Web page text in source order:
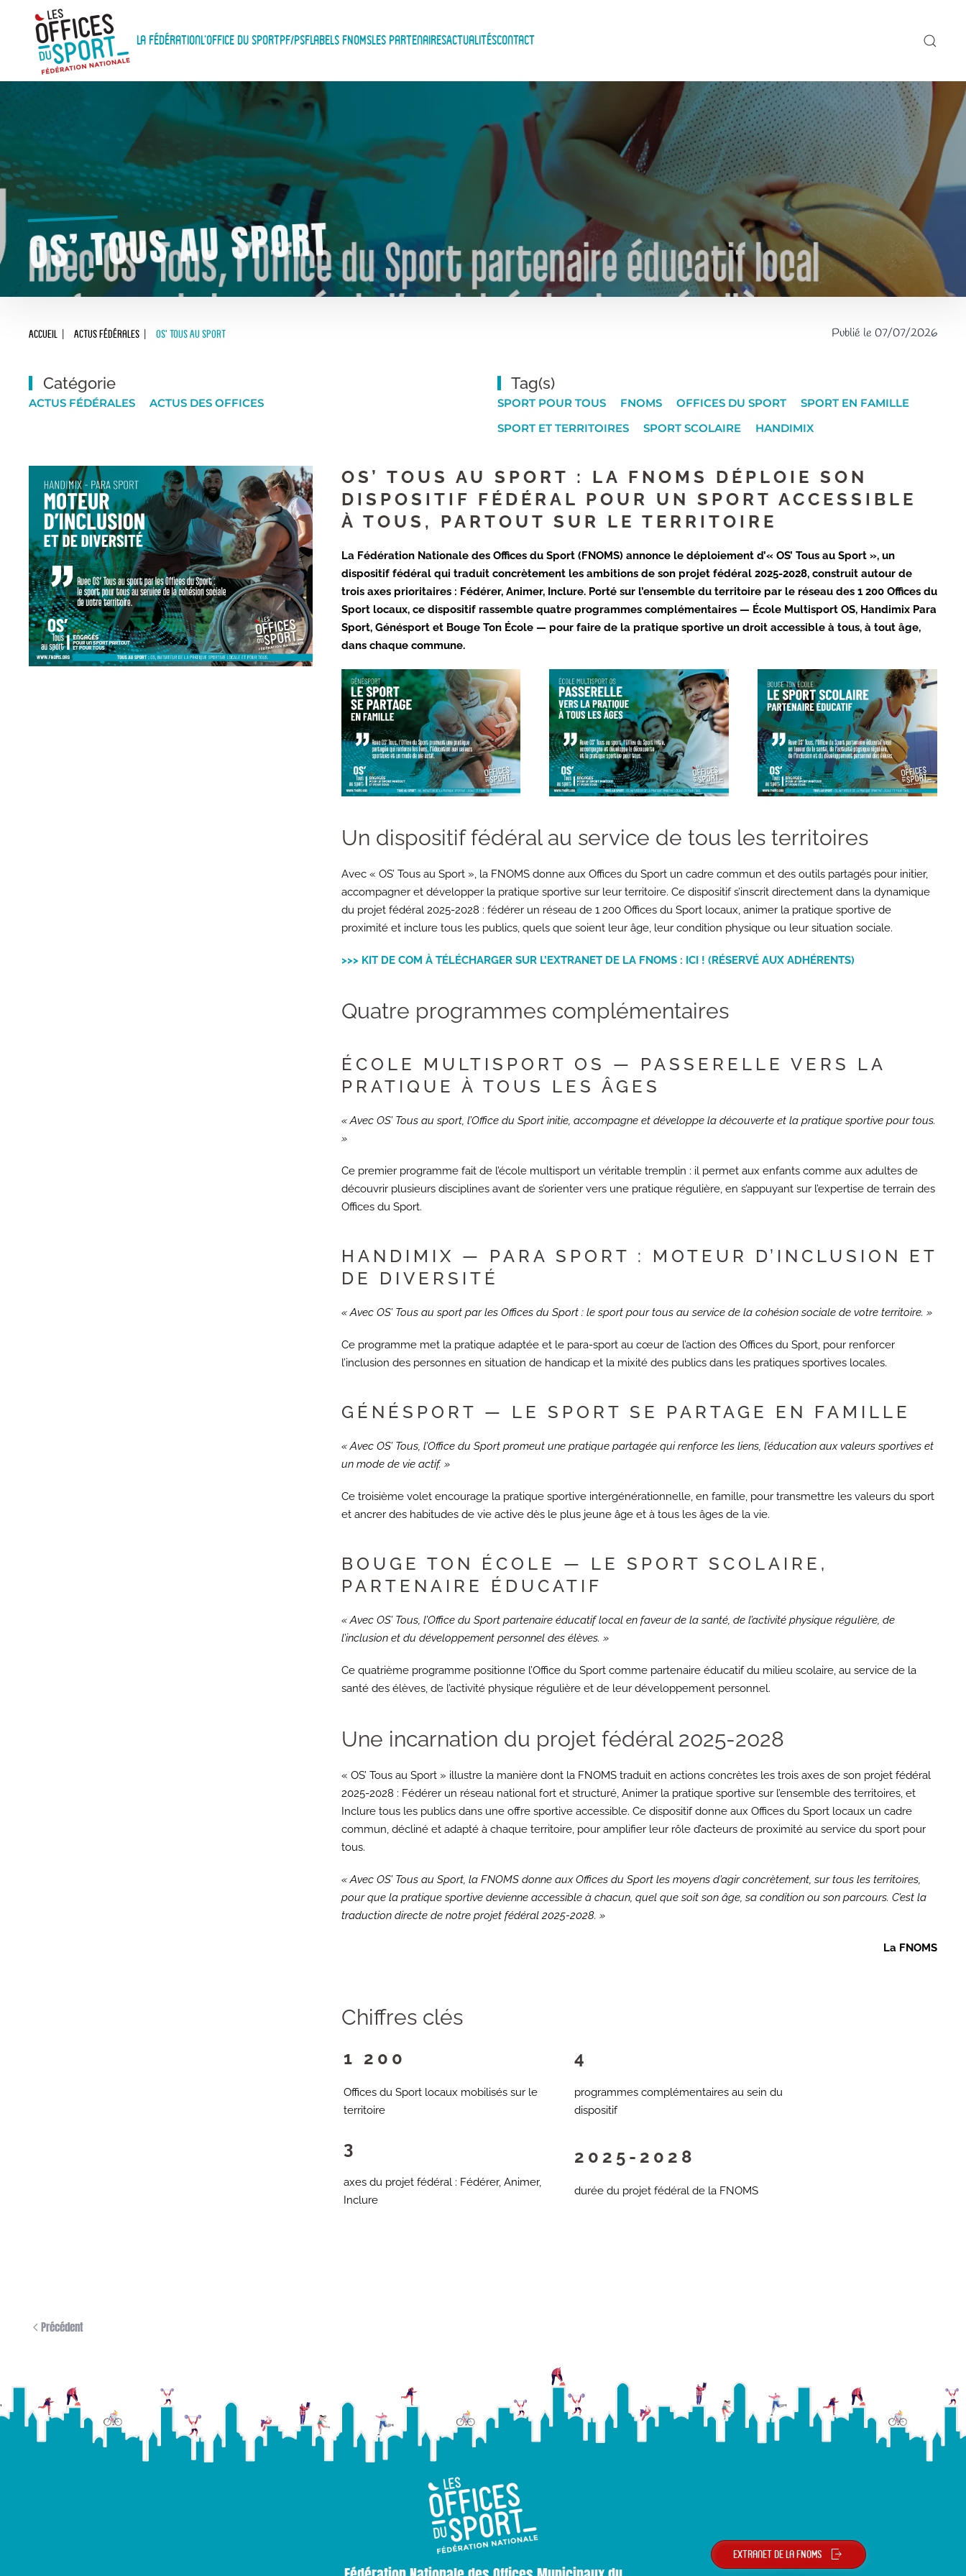
Skip to main content
La Fédération L'Office du SportPF/PSF Labels FNOMS Les PartenairesActualitésContact
OS’ TOUS AU SPORT
Accueil Actus Fédérales OS’ TOUS AU SPORT Publié le 07/07/2026
Catégorie
ACTUS FÉDÉRALES ACTUS DES OFFICES
Tag(s)
SPORT POUR TOUS FNOMS OFFICES DU SPORT
SPORT EN FAMILLE
SPORT ET TERRITOIRES
SPORT SCOLAIRE HANDIMIX
OS’ TOUS AU SPORT : LA FNOMS DÉPLOIE SON
DISPOSITIF FÉDÉRAL POUR UN SPORT ACCESSIBLE
À TOUS, PARTOUT SUR LE TERRITOIRE
La Fédération Nationale des Offices du Sport (FNOMS) annonce le déploiement d’« OS’ Tous au Sport », un
dispositif fédéral qui traduit concrètement les ambitions de son projet fédéral 2025-2028, construit autour de
trois axes prioritaires : Fédérer, Animer, Inclure. Porté sur l’ensemble du territoire par le réseau des 1 200 Offices du
Sport locaux, ce dispositif rassemble quatre programmes complémentaires — École Multisport OS, Handimix Para
Sport, Génésport et Bouge Ton École — pour faire de la pratique sportive un droit accessible à tous, à tout âge,
dans chaque commune.
Un dispositif fédéral au service de tous les territoires
Avec « OS’ Tous au Sport », la FNOMS donne aux Offices du Sport un cadre commun et des outils partagés pour initier,
accompagner et développer la pratique sportive sur leur territoire. Ce dispositif s’inscrit directement dans la dynamique
du projet fédéral 2025-2028 : fédérer un réseau de 1 200 Offices du Sport locaux, animer la pratique sportive de
proximité et inclure tous les publics, quels que soient leur âge, leur condition physique ou leur situation sociale.
>>> KIT DE COM À TÉLÉCHARGER SUR L’EXTRANET DE LA FNOMS : ICI ! (RÉSERVÉ AUX ADHÉRENTS)
Quatre programmes complémentaires
ÉCOLE MULTISPORT OS — PASSERELLE VERS LA
PRATIQUE À TOUS LES ÂGES
« Avec OS’ Tous au sport, l’Office du Sport initie, accompagne et développe la découverte et la pratique sportive pour tous.
»
Ce premier programme fait de l’école multisport un véritable tremplin : il permet aux enfants comme aux adultes de
découvrir plusieurs disciplines avant de s’orienter vers une pratique régulière, en s’appuyant sur l’expertise de terrain des
Offices du Sport.
HANDIMIX — PARA SPORT : MOTEUR D’INCLUSION ET
DE DIVERSITÉ
« Avec OS’ Tous au sport par les Offices du Sport : le sport pour tous au service de la cohésion sociale de votre territoire. »
Ce programme met la pratique adaptée et le para-sport au cœur de l’action des Offices du Sport, pour renforcer
l’inclusion des personnes en situation de handicap et la mixité des publics dans les pratiques sportives locales.
GÉNÉSPORT — LE SPORT SE PARTAGE EN FAMILLE
« Avec OS’ Tous, l’Office du Sport promeut une pratique partagée qui renforce les liens, l’éducation aux valeurs sportives et
un mode de vie actif. »
Ce troisième volet encourage la pratique sportive intergénérationnelle, en famille, pour transmettre les valeurs du sport
et ancrer des habitudes de vie active dès le plus jeune âge et à tous les âges de la vie.
BOUGE TON ÉCOLE — LE SPORT SCOLAIRE,
PARTENAIRE ÉDUCATIF
« Avec OS’ Tous, l’Office du Sport partenaire éducatif local en faveur de la santé, de l’activité physique régulière, de
l’inclusion et du développement personnel des élèves. »
Ce quatrième programme positionne l’Office du Sport comme partenaire éducatif du milieu scolaire, au service de la
santé des élèves, de l’activité physique régulière et de leur développement personnel.
Une incarnation du projet fédéral 2025-2028
« OS’ Tous au Sport » illustre la manière dont la FNOMS traduit en actions concrètes les trois axes de son projet fédéral
2025-2028 : Fédérer un réseau national fort et structuré, Animer la pratique sportive sur l’ensemble des territoires, et
Inclure tous les publics dans une offre sportive accessible. Ce dispositif donne aux Offices du Sport locaux un cadre
commun, décliné et adapté à chaque territoire, pour amplifier leur rôle d’acteurs de proximité au service du sport pour
tous.
« Avec OS’ Tous au Sport, la FNOMS donne aux Offices du Sport les moyens d’agir concrètement, sur tous les territoires,
pour que la pratique sportive devienne accessible à chacun, quel que soit son âge, sa condition ou son parcours. C’est la
traduction directe de notre projet fédéral 2025-2028. »
La FNOMS
Chiffres clés
1 200
Offices du Sport locaux mobilisés sur le
territoire
4
programmes complémentaires au sein du
dispositif
3
axes du projet fédéral : Fédérer, Animer,
Inclure
2025-2028
durée du projet fédéral de la FNOMS
Précédent
Extranet de la FNOMS
Panneau de gestion des cookies